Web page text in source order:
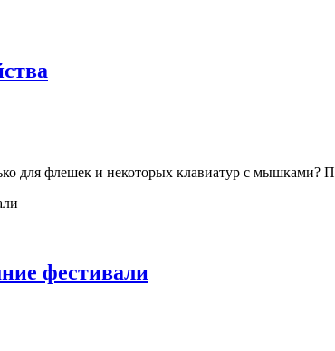
для флешек и некоторых клавиатур с
фестивали